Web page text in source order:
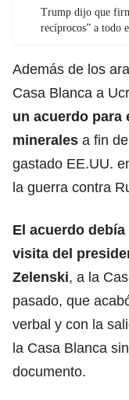
Trump dijo que
recíprocos” a todo
Además de los
Casa Blanca a
un acuerdo para
minerales a fin
gastado EE.UU.
la guerra contra
El acuerdo
visita del
Zelenski, a la
pasado, que
verbal y con la
la Casa Blanca
documento.